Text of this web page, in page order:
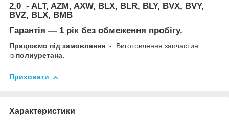
2,0 - ALT, AZM, AXW, BLX, BLR, BLY, BVX, BVY,
BVZ, BLX, BMB
Гарантія — 1 рік без обмеження пробігу.
Працюємо під замовлення - Виготовлення запчастин
із полиуретана.
Приховати
Характеристики